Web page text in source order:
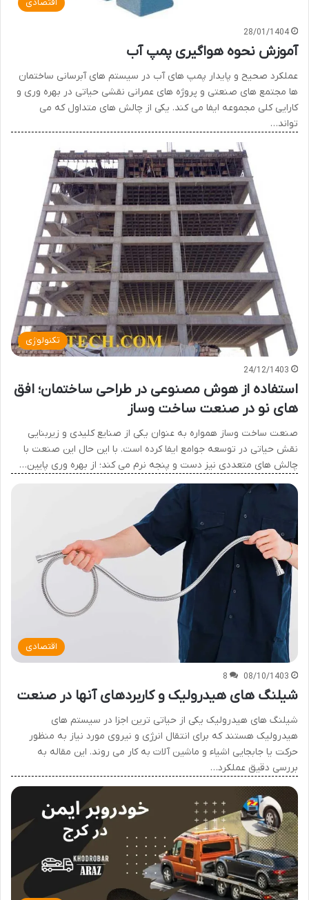
اقتصادی
28/01/1404
آموزش نحوه هواگیری پمپ آب
عملکرد صحیح و پایدار پمپ های آب در سیستم های آبرسانی ساختمان
ها مجتمع های صنعتی و پروژه های عمرانی نقشی حیاتی در بهره وری و
کارایی کلی مجموعه ایفا می کند. یکی از چالش های متداول که می
تواند…
تکنولوژی
24/12/1403
استفاده از هوش مصنوعی در طراحی ساختمان؛ افق
های نو در صنعت ساخت وساز
صنعت ساخت وساز همواره به عنوان یکی از صنایع کلیدی و زیربنایی
نقش حیاتی در توسعه جوامع ایفا کرده است. با این حال این صنعت با
چالش های متعددی نیز دست و پنجه نرم می کند؛ از بهره وری پایین…
اقتصادی
08/10/1403
8
شیلنگ های هیدرولیک و کاربردهای آنها در صنعت
شیلنگ های هیدرولیک یکی از حیاتی ترین اجزا در سیستم های
هیدرولیک هستند که برای انتقال انرژی و نیروی مورد نیاز به منظور
حرکت یا جابجایی اشیاء و ماشین آلات به کار می روند. این مقاله به
بررسی دقیق عملکرد…